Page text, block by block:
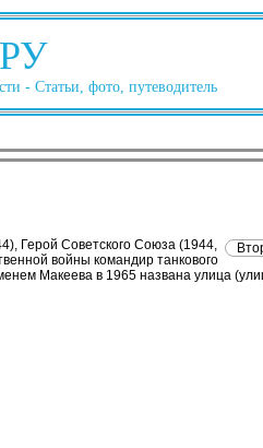
РУ
- Статьи, фото, путеводитель
Герой Советского Союза (1944,
войны командир танкового
Макеева в 1965 названа улица